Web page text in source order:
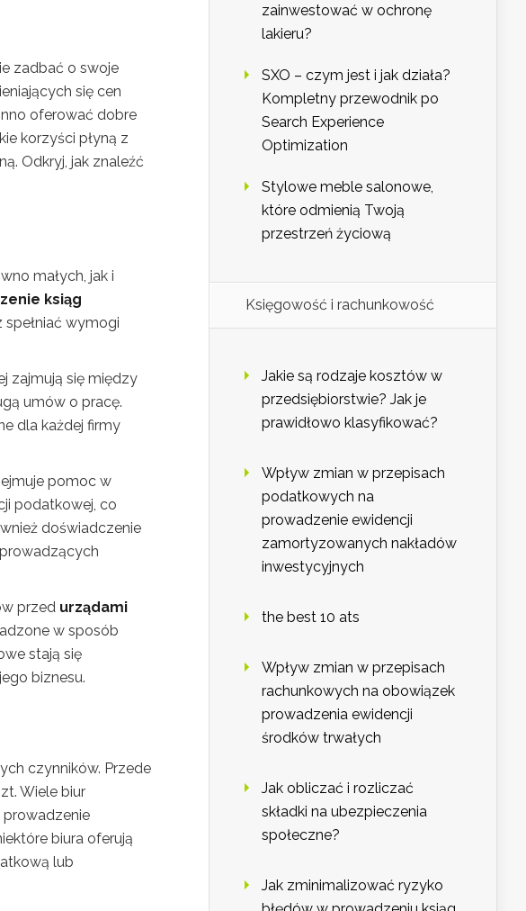
zadbać o swoje
się cen
oferować dobre
korzyści płyną z
Odkryj, jak znaleźć
małych, jak i
ksiąg
wymogi
zajmują się między
umów o pracę.
dla każdej firmy
pomoc w
podatkowej, co
doświadczenie
przed urządami
w sposób
stają się
biznesu.
czynników. Przede
Wiele biur
prowadzenie
biura oferują
lub
zainwestować w ochronę
lakieru?
SXO – czym jest i jak działa?
Kompletny przewodnik po
Search Experience
Optimization
Stylowe meble salonowe,
które odmienią Twoją
przestrzeń życiową
Księgowość i rachunkowość
Jakie są rodzaje kosztów w
przedsiębiorstwie? Jak je
prawidłowo klasyfikować?
Wpływ zmian w przepisach
podatkowych na
prowadzenie ewidencji
zamortyzowanych nakładów
inwestycyjnych
the best 10 ats
Wpływ zmian w przepisach
rachunkowych na obowiązek
prowadzenia ewidencji
środków trwałych
Jak obliczać i rozliczać
składki na ubezpieczenia
społeczne?
Jak zminimalizować ryzyko